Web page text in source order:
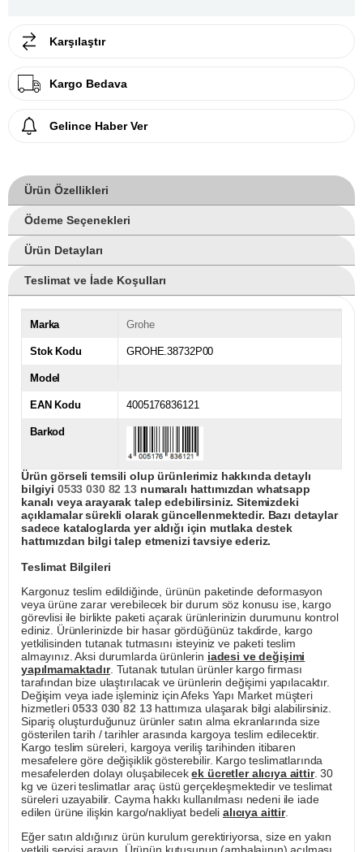
Karşılaştır
Kargo Bedava
Gelince Haber Ver
Ürün Özellikleri
Ödeme Seçenekleri
Ürün Detayları
Teslimat ve İade Koşulları
Marka Grohe
Stok Kodu GROHE.38732P00
Model
EAN Kodu 4005176836121
Barkod
Ürün görseli temsili olup ürünlerimiz hakkında detaylı
bilgiyi 0533 030 82 13numaralı hattımızdan whatsapp
kanalı veya arayarak talep edebilirsiniz. Sitemizdeki
açıklamalar sürekli olarak güncellenmektedir. Bazı detaylar
sadece kataloglarda yer aldığı için mutlaka destek
hattımızdan bilgi talep etmenizi tavsiye ederiz.
Teslimat Bilgileri
Kargonuz teslim edildiğinde, ürünün paketinde deformasyon
veya ürüne zarar verebilecek bir durum söz konusu ise, kargo
görevlisi ile birlikte paketi açarak ürünlerinizin durumunu kontrol
ediniz. Ürünlerinizde bir hasar gördüğünüz takdirde, kargo
yetkilisinden tutanak tutmasını isteyiniz ve paketi teslim
almayınız. Aksi durumlarda ürünlerin iadesi ve değişimi
yapılmamaktadır. Tutanak tutulan ürünler kargo firması
tarafından bize ulaştırılacak ve ürünlerin değişimi yapılacaktır.
Değişim veya iade işleminiz için Afeks Yapı Market müşteri
hizmetleri0533 030 82 13hattımıza ulaşarak bilgi alabilirsiniz.
Sipariş oluşturduğunuz ürünler satın alma ekranlarında size
gösterilen tarih / tarihler arasında kargoya teslim edilecektir.
Kargo teslim süreleri, kargoya veriliş tarihinden itibaren
mesafelere göre değişiklik gösterebilir. Kargo teslimatlarında
mesafelerden dolayı oluşabilecekek ücretler alıcıya aittir. 30
kg ve üzeri teslimatlar araç üstü gerçekleşmektedir ve teslimat
süreleri uzayabilir. Cayma hakkı kullanılması nedeni ile iade
edilen ürüne ilişkin kargo/nakliyat bedeli alıcıya aittir.
Eğer satın aldığınız ürün kurulum gerektiriyorsa, size en yakın